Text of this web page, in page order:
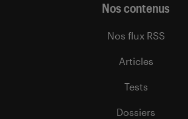
Nos contenus
Nos flux RSS
Articles
Tests
Dossiers